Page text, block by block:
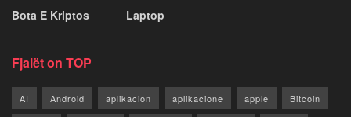
Bota E Kriptos
Laptop
Fjalët on TOP
AI Android aplikacion aplikacione apple Bitcoin